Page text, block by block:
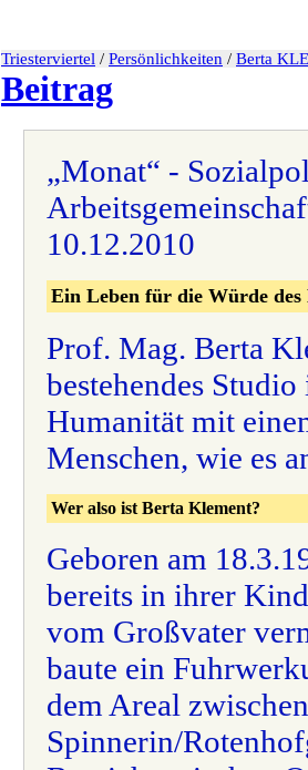
Triesterviertel / Persönlichkeiten / Berta
Beitrag
„Monat“ -
10.12.2010
Ein Leben für die Würde des
Prof. Mag. Berta
bestehendes
Humanität mit
Menschen, wie es
Wer also ist Berta Klement?
Geboren am
bereits in ihrer
vom Großvater
baute ein
dem Areal
Spinnerin/